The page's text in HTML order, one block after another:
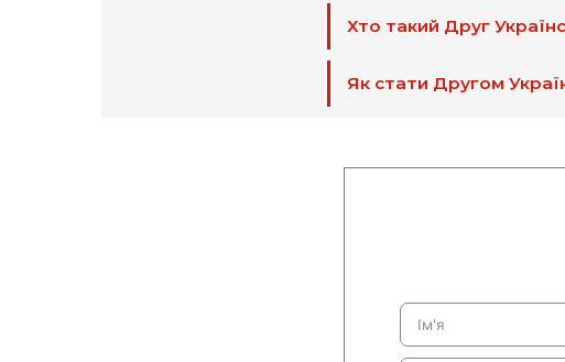
Хто такий Друг
Як стати Другом